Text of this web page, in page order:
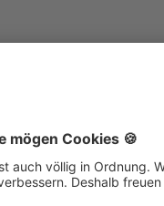
für die
Festsetzung